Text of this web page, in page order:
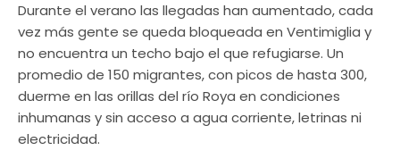
Durante el verano las llegadas han aumentado, cada
vez más gente se queda bloqueada en Ventimiglia y
no encuentra un techo bajo el que refugiarse. Un
promedio de 150 migrantes, con picos de hasta 300,
duerme en las orillas del río Roya en condiciones
inhumanas y sin acceso a agua corriente, letrinas ni
electricidad.